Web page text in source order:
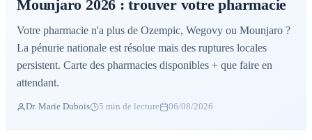
Mounjaro 2026 : trouver votre pharmacie
Votre pharmacie n'a plus de Ozempic, Wegovy ou Mounjaro ?
La pénurie nationale est résolue mais des ruptures locales
persistent. Carte des pharmacies disponibles + que faire en
attendant.
Dr. Marie Dubois 5 min de lecture 06/08/2026